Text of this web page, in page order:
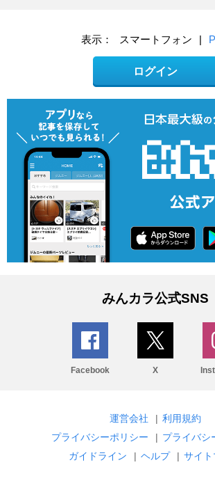
表示： スマートフォン |
ログイン
みんカラ公式SNS
Facebook X
運営会社 | 利用規約
プライバシーポリシー
| プライバシ
ガイドライン
| ヘルプ | サイ